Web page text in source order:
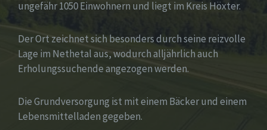
ungefähr 1050 Einwohnern und liegt im Kreis Höxter.
Der Ort zeichnet sich besonders durch seine reizvolle
Lage im Nethetal aus, wodurch alljährlich auch
Erholungssuchende angezogen werden.
Die Grundversorgung ist mit einem Bäcker und einem
Lebensmittelladen gegeben.